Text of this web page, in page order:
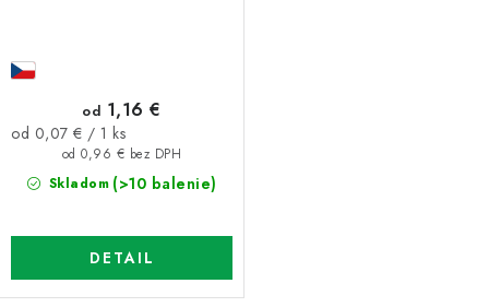
Skladom (>10 balenie)
od 0,96 € bez DPH
od 1,16 €
Jednotková
od 0,07 € / 1 ks
DETAIL